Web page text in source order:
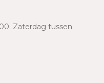
Zaterdag tussen